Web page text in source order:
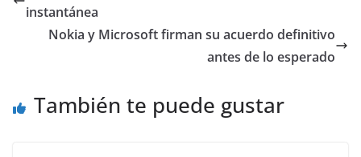
instantánea
Nokia y Microsoft firman su acuerdo definitivo
antes de lo esperado
También te puede gustar